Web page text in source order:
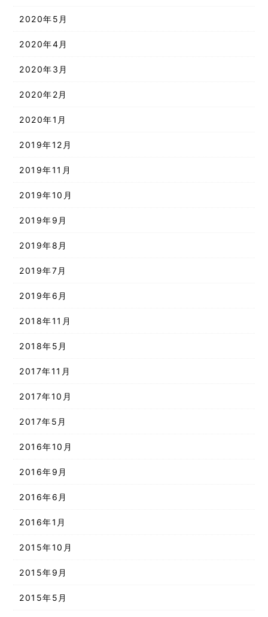
2020年5月
2020年4月
2020年3月
2020年2月
2020年1月
2019年12月
2019年11月
2019年10月
2019年9月
2019年8月
2019年7月
2019年6月
2018年11月
2018年5月
2017年11月
2017年10月
2017年5月
2016年10月
2016年9月
2016年6月
2016年1月
2015年10月
2015年9月
2015年5月